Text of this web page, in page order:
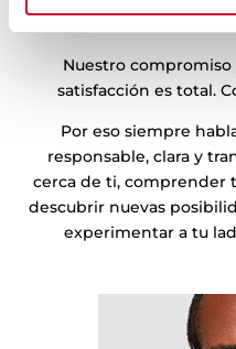
Nuestro
satisfacción es total.
Por eso siempre
responsable, clara y
cerca de ti, comprender
descubrir nuevas
experimentar a tu